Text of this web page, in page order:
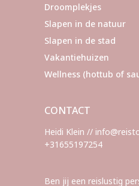
Droomplekjes
Slapen in de natuur
Slapen in de stad
Vakantiehuizen
Wellness (hottub of
CONTACT
Heidi Klein //
+31655197254
Ben jij een reislustig